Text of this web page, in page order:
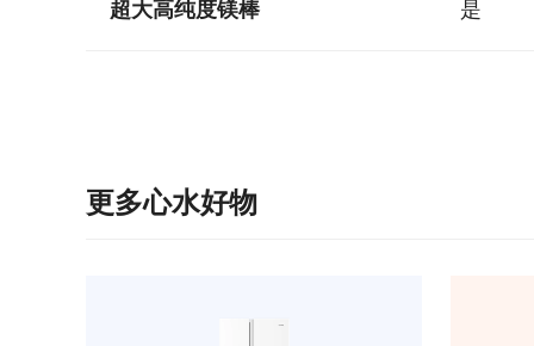
超大高纯度镁棒 是
更多心水好物